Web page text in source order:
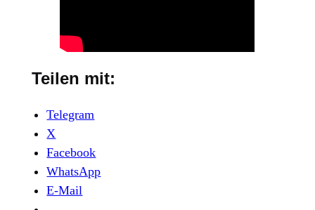
Teilen mit:
Telegram
X
Facebook
WhatsApp
E-Mail